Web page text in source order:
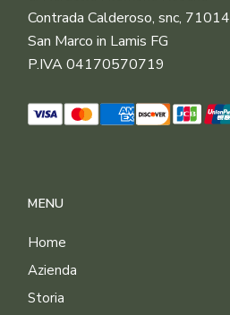
Contrada Calderoso, snc, 71014
San Marco in Lamis FG
P.IVA 04170570719
MENU
Home
Azienda
Storia